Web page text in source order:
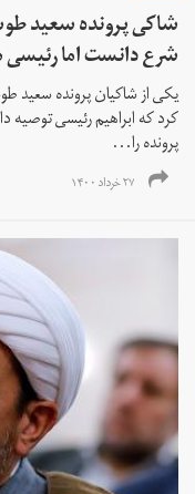
شاکی پرونده سعید
شرع دانست اما
یکی از شاکیان پرونده سعید
کرد که ابراهیم رئیسی توصیه
پرونده را...
۲۷ خرداد ۱۴۰۰